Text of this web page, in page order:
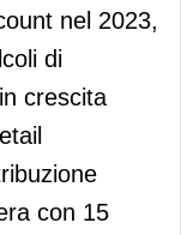
nel 2023,
di
crescita
con 15